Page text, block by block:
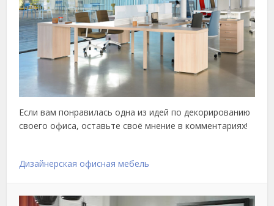
Если вам понравилась одна из идей по декорированию
своего офиса, оставьте своё мнение в комментариях!
Дизайнерская офисная мебель